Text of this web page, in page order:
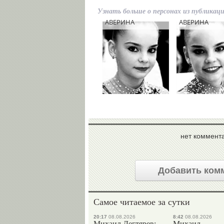
Узнать больше о персонах из
Арина
АВЕРИНА
Дина
АВЕРИНА
нет
Добавить
Самое читаемое за сутки
20:17 08.08.2026 8:42 08.08.2026